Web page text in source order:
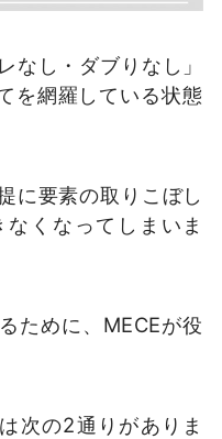
なし・ダブりなし」
を網羅している状態
に要素の取りこぼし
くなってしまいま
ために、MECEが役
次の2通りがありま